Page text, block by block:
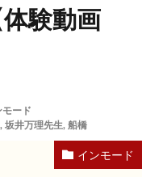
験動画
モード
, 坂井万理先生, 船橋
インモード